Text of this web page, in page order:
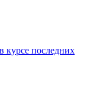
курсе последних